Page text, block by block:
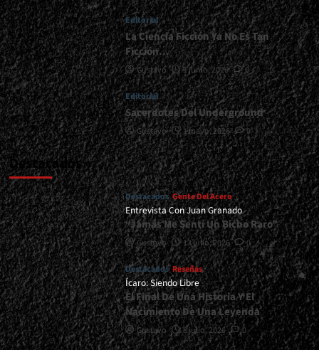
Álbum<span>
|
</span>
</small>
<div>Mirando
Hacia
Adelante</div>
Editorial
La Ciencia Ficción Ya No Es Tan
Ficción…
Gustavo 1 junio, 2026 0
Editorial
Sacerdotes Del Underground
Gustavo 1 mayo, 2026 0
Destacados
Destacados Gente Del Acero
Entrevista Con Juan Granado
“Jamás Me Sentí Un Bicho Raro”
Gustavo 13 julio, 2026 0
Destacados Reseñas
Ícaro: Siendo Libre
El Final De Una Historia Y El
Nacimiento De Una Leyenda
Gustavo 8 julio, 2026 0